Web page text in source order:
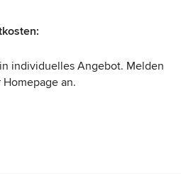
individuelles Angebot. Melden
an.